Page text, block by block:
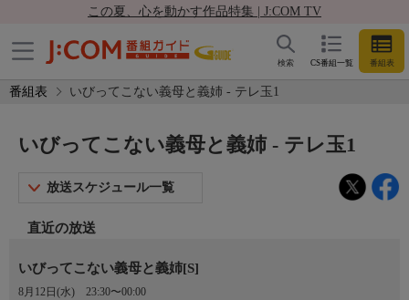
この夏、心を動かす作品特集 | J:COM TV
CS番組一覧 番組表
検索
番組表 いびってこない義母と義姉 - テレ玉1
いびってこない義母と義姉 - テレ玉1
放送スケジュール一覧
直近の放送
いびってこない義母と義姉[S]
8月12日(水) 23:30〜00:00